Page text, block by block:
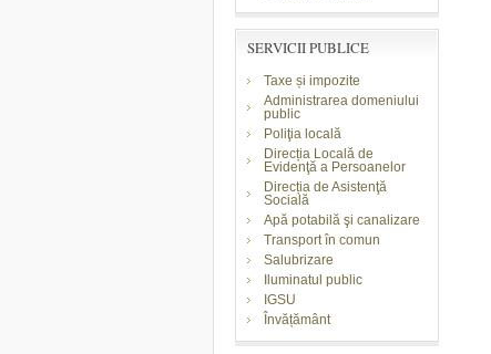
SERVICII PUBLICE
Taxe și impozite
Administrarea domeniului
public
Poliţia locală
Direcția Locală de
Evidenţă a Persoanelor
Direcția de Asistenţă
Socială
Apă potabilă şi canalizare
Transport în comun
Salubrizare
Iluminatul public
IGSU
Învățământ